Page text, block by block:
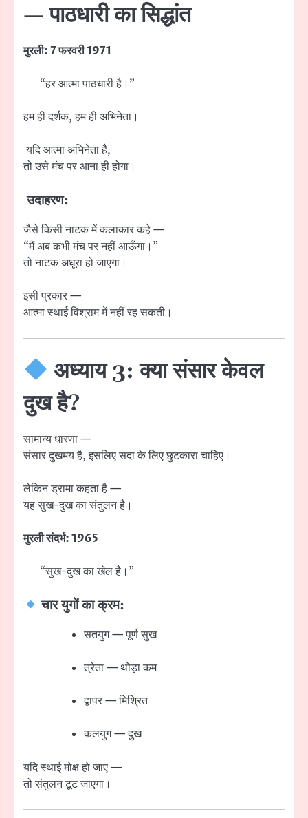
— पाठधारी का सिद्धांत
मुरली: 7 फरवरी 1971
“हर आत्मा पाठधारी है।”
हम ही दर्शक, हम ही अभिनेता।
यदि आत्मा अभिनेता है,
तो उसे मंच पर आना ही होगा।
उदाहरण:
जैसे किसी नाटक में कलाकार कहे —
“मैं अब कभी मंच पर नहीं आऊँगा।”
तो नाटक अधूरा हो जाएगा।
इसी प्रकार —
आत्मा स्थाई विश्राम में नहीं रह सकती।
अध्याय 3: क्या संसार केवल
दुख है?
सामान्य धारणा —
संसार दुखमय है, इसलिए सदा के लिए छुटकारा चाहिए।
लेकिन ड्रामा कहता है —
यह सुख-दुख का संतुलन है।
मुरली संदर्भ: 1965
“सुख-दुख का खेल है।”
चार युगों का क्रम:
सतयुग — पूर्ण सुख
त्रेता — थोड़ा कम
द्वापर — मिश्रित
कलयुग — दुख
यदि स्थाई मोक्ष हो जाए —
तो संतुलन टूट जाएगा।